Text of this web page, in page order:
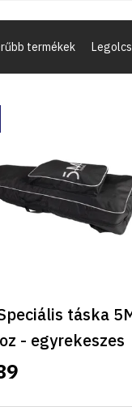
termékek
táska
- egyrekeszes
- D logóval, 140